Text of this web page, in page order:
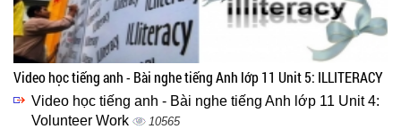
Video học tiếng anh - Bài nghe tiếng Anh lớp 11 Unit 5: ILLITERACY
Video học tiếng anh - Bài nghe tiếng Anh lớp 11 Unit 4:
Volunteer Work
10565